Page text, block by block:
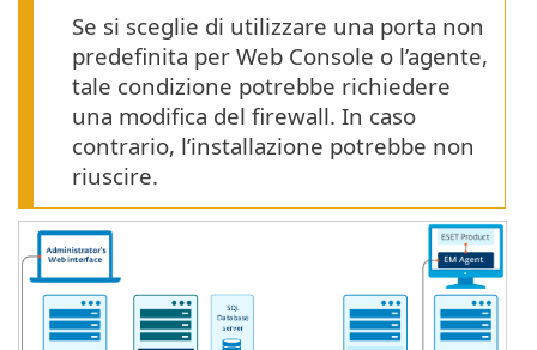
Se si sceglie di utilizzare una porta non
predefinita per Web Console o l’agente,
tale condizione potrebbe richiedere
una modifica del firewall. In caso
contrario, l’installazione potrebbe non
riuscire.